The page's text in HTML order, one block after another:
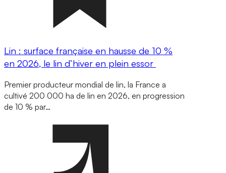
Lin : surface française en hausse de 10 %
en 2026, le lin d’hiver en plein essor
Premier producteur mondial de lin, la France a
cultivé 200 000 ha de lin en 2026, en progression
de 10 % par…